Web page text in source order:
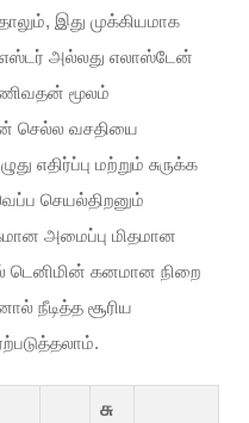
இது முக்கியமாக
அல்லது எலாஸ்டேன்
மூலம்
செல்ல வசதியை
எதிர்ப்பு மற்றும் சுருக்க
செயல்திறனும்
அமைப்பு மிதமான
டெனிமின் கனமான நிறை
நீடித்த சூரிய
சு